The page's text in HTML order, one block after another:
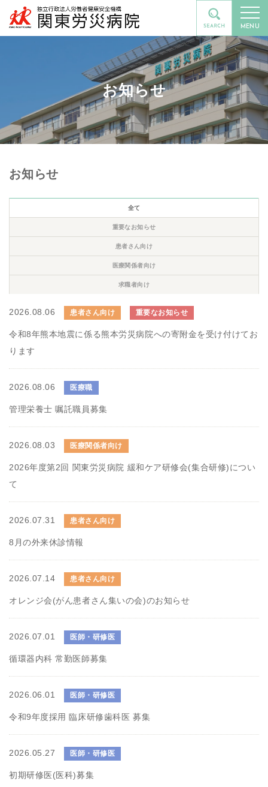
MENU
お知らせ
お知らせ
全て
重要なお知らせ
患者さん向け
医療関係者向け
求職者向け
2026.08.06 患者さん向け 重要なお知らせ
令和8年熊本地震に係る熊本労災病院への寄附金を受け付けてお
ります
2026.08.06 医療職
管理栄養士 嘱託職員募集
2026.08.03 医療関係者向け
2026年度第2回 関東労災病院 緩和ケア研修会(集合研修)につい
て
2026.07.31 患者さん向け
8月の外来休診情報
2026.07.14 患者さん向け
オレンジ会(がん患者さん集いの会)のお知らせ
2026.07.01 医師・研修医
循環器内科 常勤医師募集
2026.06.01 医師・研修医
令和9年度採用 臨床研修歯科医 募集
2026.05.27 医師・研修医
初期研修医(医科)募集